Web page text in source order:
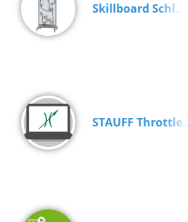
Skillboard Schl…
STAUFF Throttle…